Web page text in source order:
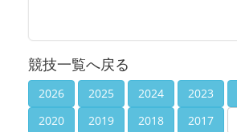
競技一覧へ戻る
2026 2025 2024 2023
2020
2019 2018 2017